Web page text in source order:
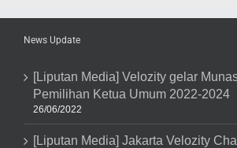
News Update
[Liputan Media] Velozity gelar
Pemilihan Ketua Umum 2022-2024
26/06/2022
[Liputan Media] Jakarta Velozity